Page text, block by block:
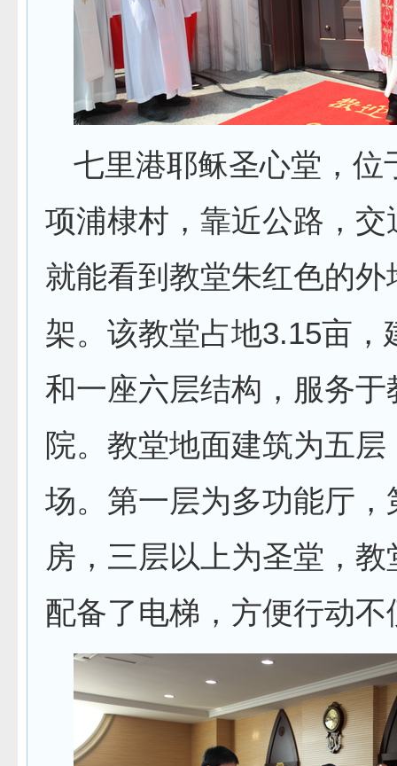
七里港耶稣圣心堂，位
项浦棣村，靠近公路，
就能看到教堂朱红色的
架。该教堂占地3.15亩，
和一座六层结构，服务
院。教堂地面建筑为五
场。第一层为多功能厅
房，三层以上为圣堂，
配备了电梯，方便行动